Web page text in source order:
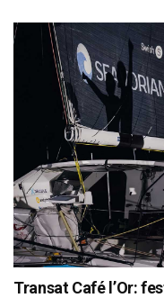
Transat Café l’Or: